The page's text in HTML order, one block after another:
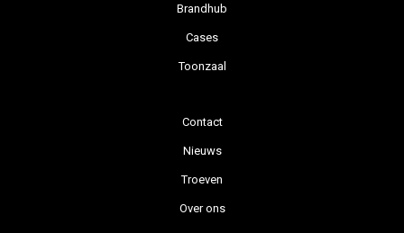
Brandhub
Cases
Toonzaal
Contact
Nieuws
Troeven
Over ons